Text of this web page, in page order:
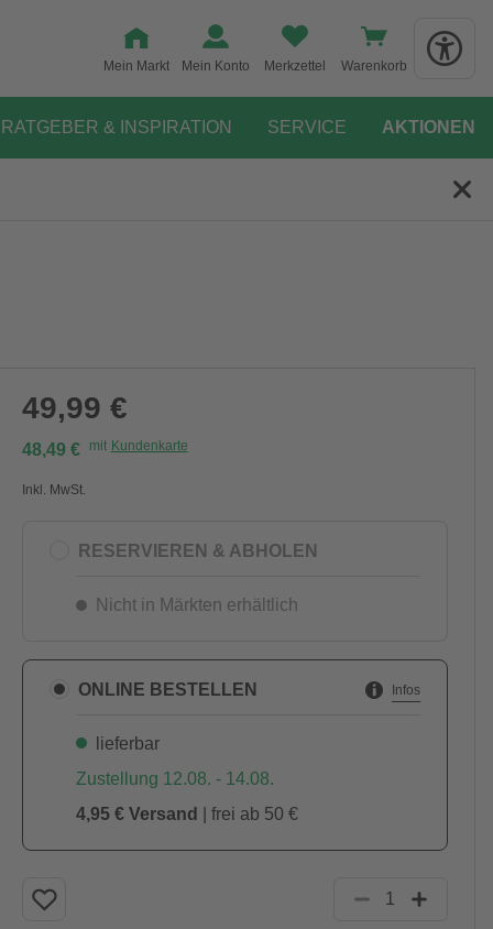
Mein Markt Mein Konto Merkzettel Warenkorb
RATGEBER & INSPIRATION SERVICE AKTIONEN
49,99 €
48,49 € mit Kundenkarte
Inkl. MwSt.
RESERVIEREN & ABHOLEN
Nicht in Märkten erhältlich
ONLINE BESTELLEN Infos
lieferbar
Zustellung 12.08. - 14.08.
4,95 € Versand
| frei ab 50 €